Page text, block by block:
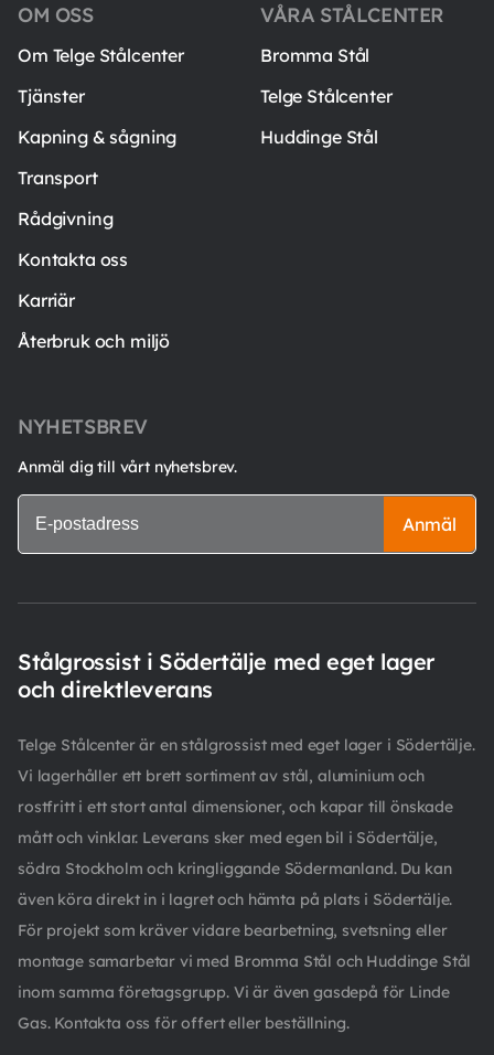
VÅRA STÅLCENTER
Bromma Stål
Telge Stålcenter
Huddinge Stål
OM OSS
Om Telge Stålcenter
Tjänster
Kapning & sågning
Transport
Rådgivning
Kontakta oss
Karriär
Återbruk och miljö
NYHETSBREV
Anmäl dig till vårt nyhetsbrev.
Anmäl
Stålgrossist i Södertälje med eget lager
och direktleverans
Telge Stålcenter är en stålgrossist med eget lager i Södertälje.
Vi lagerhåller ett brett sortiment av stål, aluminium och
rostfritt i ett stort antal dimensioner, och kapar till önskade
mått och vinklar. Leverans sker med egen bil i Södertälje,
södra Stockholm och kringliggande Södermanland. Du kan
även köra direkt in i lagret och hämta på plats i Södertälje.
För projekt som kräver vidare bearbetning, svetsning eller
montage samarbetar vi med Bromma Stål och Huddinge Stål
inom samma företagsgrupp. Vi är även gasdepå för Linde
Gas. Kontakta oss för offert eller beställning.